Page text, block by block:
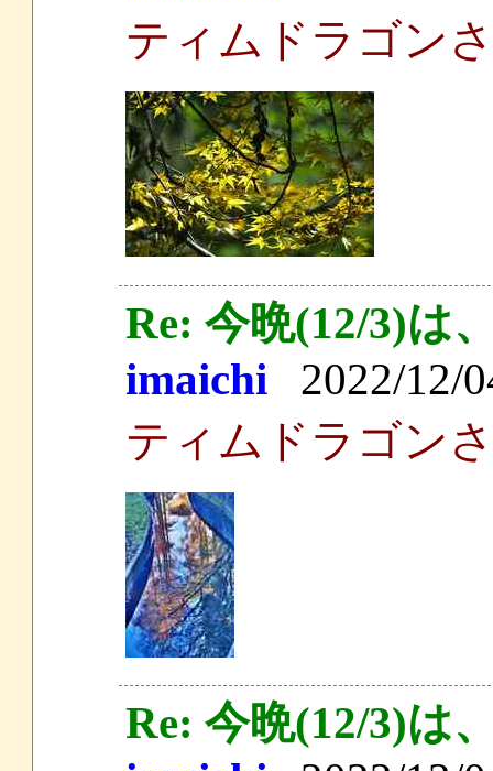
ティムドラゴン
Re: 今晩(12/3)は
imaichi 2022/12/
ティムドラゴン
Re: 今晩(12/3)は